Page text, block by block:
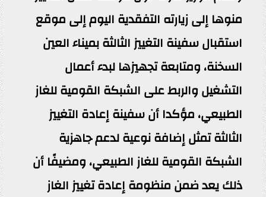
منوها إلى زيارته التفقدية اليوم إلى موقع
استقبال سفينة التغييز الثالثة بميناء العين
السخنة، ومتابعة تجهيزها لبدء أعمال
التشغيل والربط على الشبكة القومية للغاز
الطبيعي، مؤكدا أن سفينة إعادة التغييز
الثالثة تمثل إضافة نوعية لدعم جاهزية
الشبكة القومية للغاز الطبيعي، ومضيفًا أن
ذلك يعد ضمن منظومة إعادة تغييز الغاز